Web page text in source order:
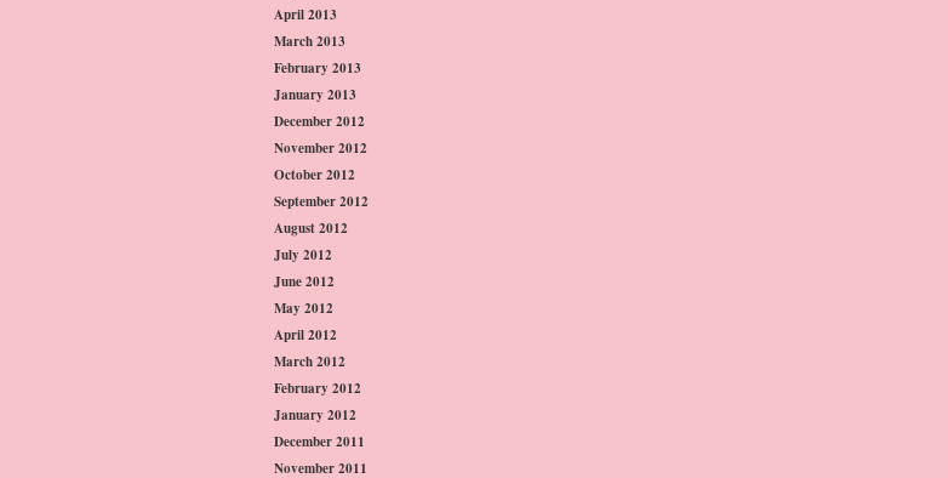
April 2013
March 2013
February 2013
January 2013
December 2012
November 2012
October 2012
September 2012
August 2012
July 2012
June 2012
May 2012
April 2012
March 2012
February 2012
January 2012
December 2011
November 2011